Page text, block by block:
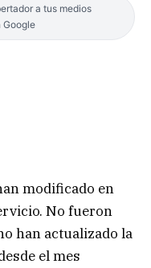
a tus medios
Google
modificado en
No fueron
han actualizado la
el mes